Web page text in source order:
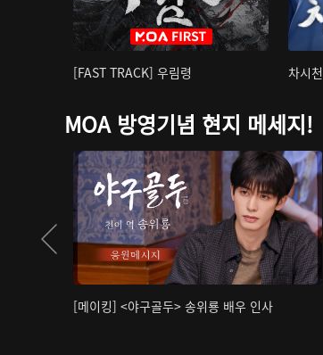
[FAST TRACK] 우림령 차시
MOA 방영기념 현지 메세지!
[메이킹] <야구골두> 송위룡 배우 인사